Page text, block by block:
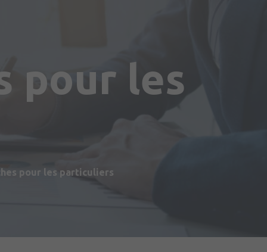
pour les
pour les particuliers